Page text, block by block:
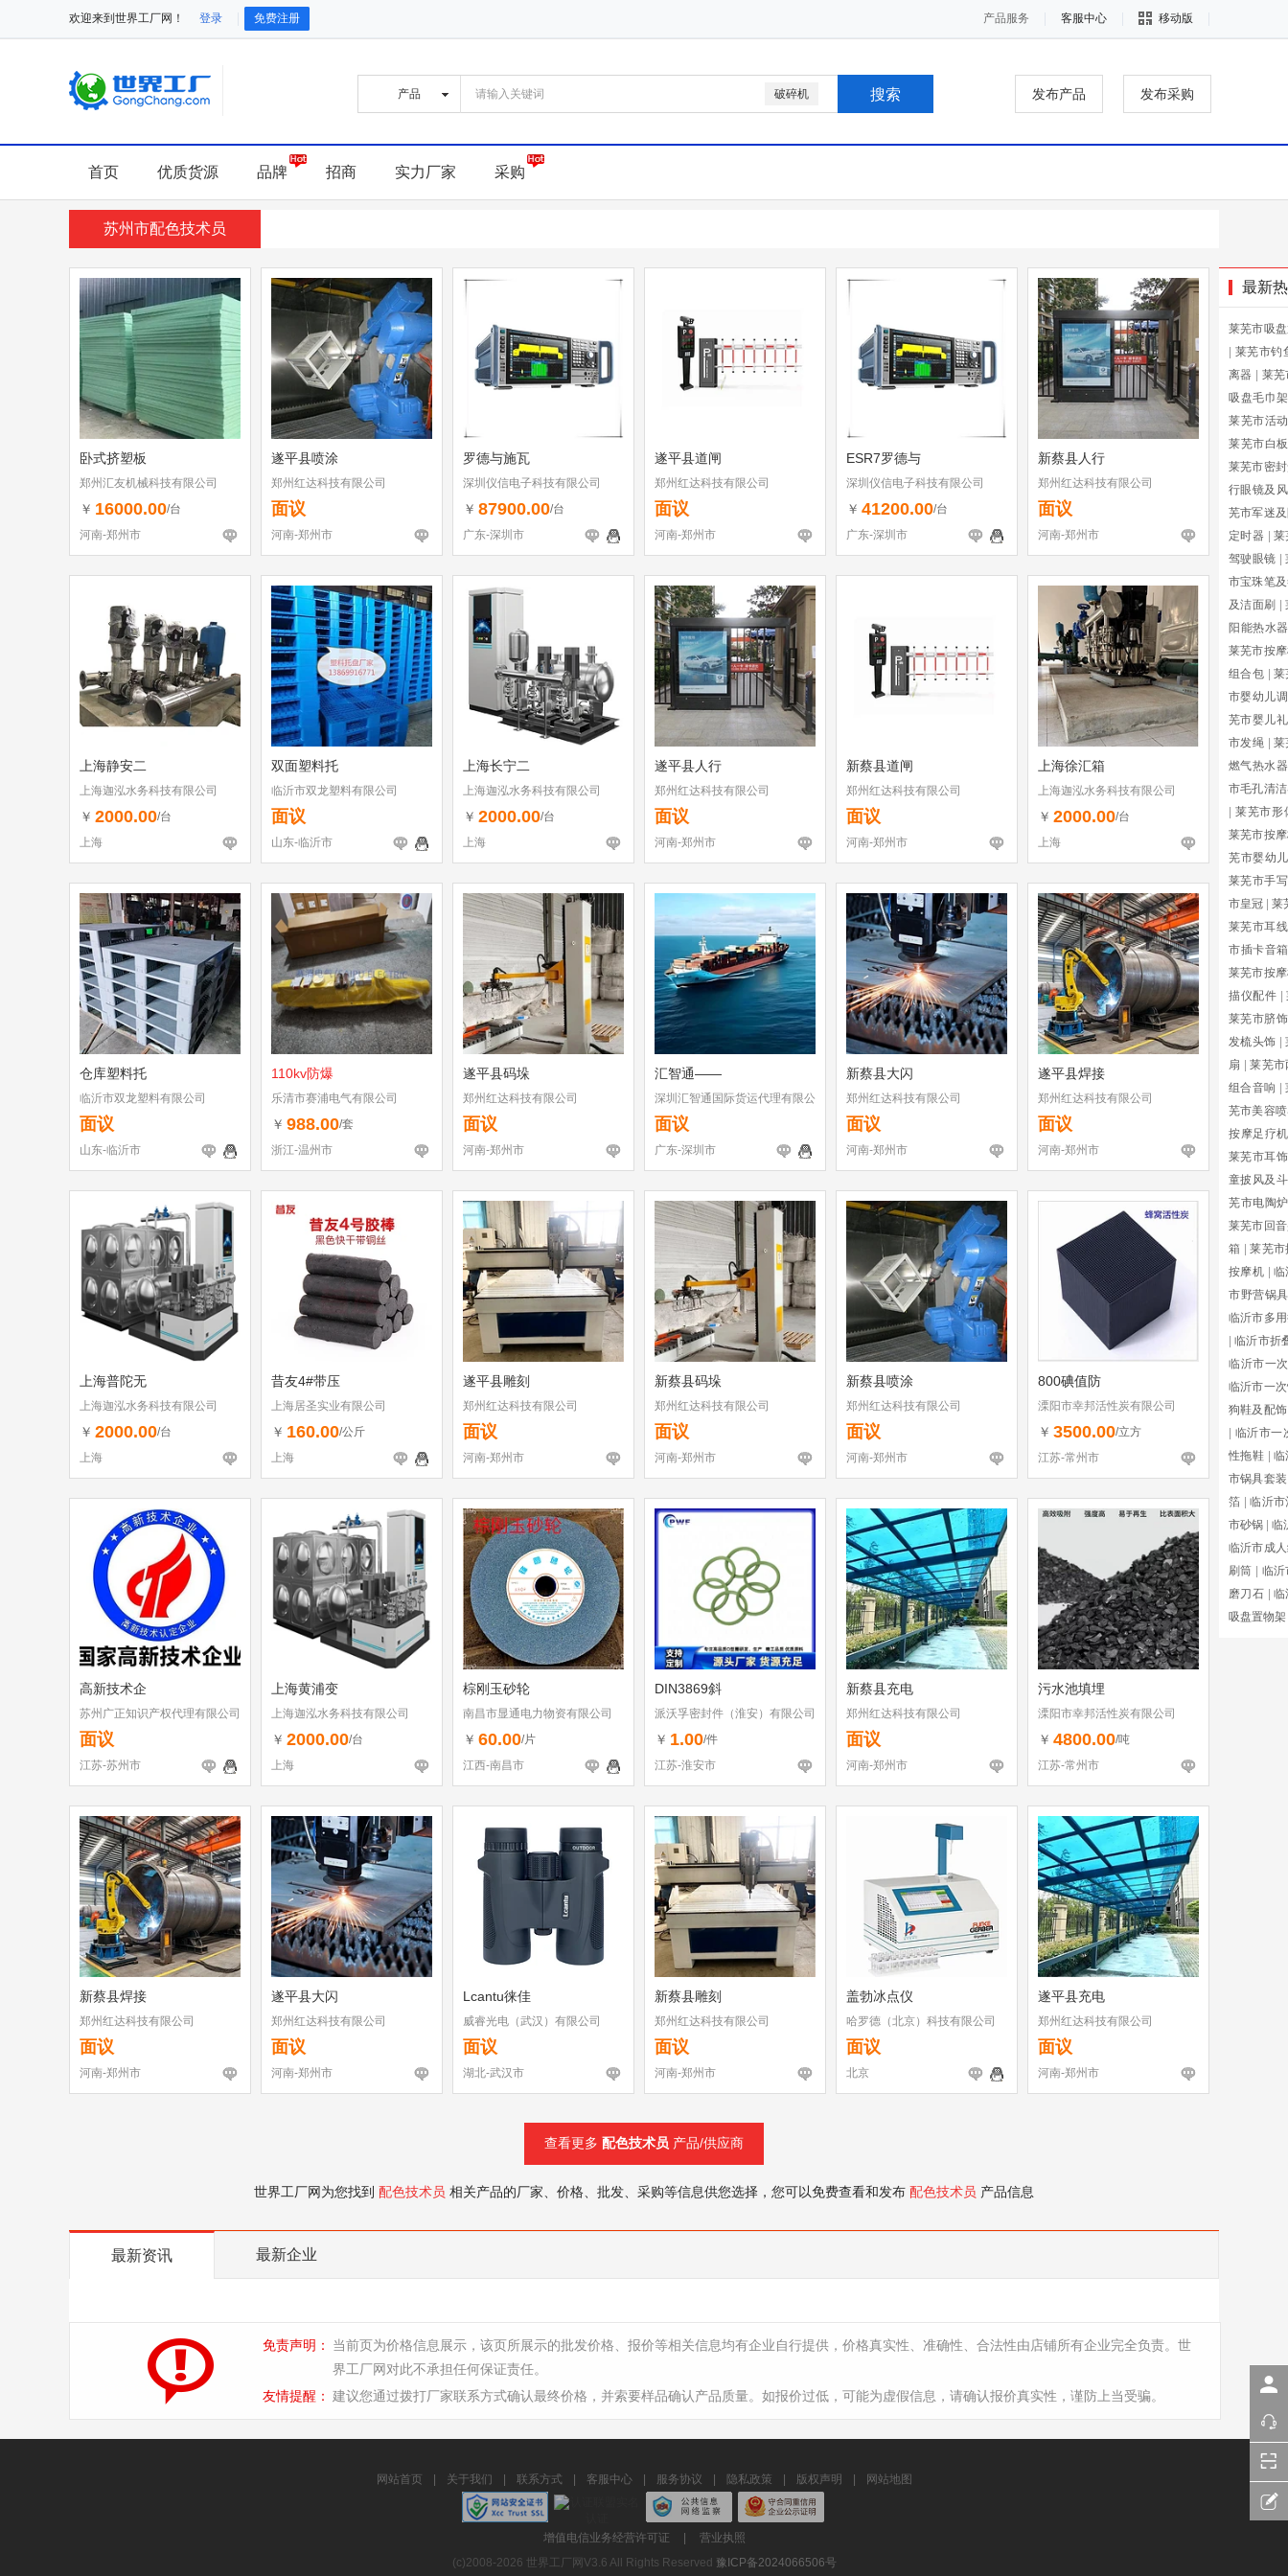
欢迎来到世界工厂网！ 登录 免费注册 产品服务 客服中心 移动版
破碎机 发布产品 发布采购
首页 优质货源 品牌 招商 实力厂家 采购
苏州市配色技术员
卧式挤塑板
郑州汇友机械科技有限公司
￥ 16000.00/台
河南-郑州市
遂平县喷涂
郑州红达科技有限公司
面议
河南-郑州市
罗德与施瓦
深圳仪信电子科技有限公司
￥ 87900.00/台
广东-深圳市
遂平县道闸
郑州红达科技有限公司
面议
河南-郑州市
ESR7罗德与
深圳仪信电子科技有限公司
￥ 41200.00/台
广东-深圳市
新蔡县人行
郑州红达科技有限公司
面议
河南-郑州市
上海静安二
上海迦泓水务科技有限公司
￥ 2000.00/台
上海
双面塑料托
临沂市双龙塑料有限公司
面议
山东-临沂市
上海长宁二
上海迦泓水务科技有限公司
￥ 2000.00/台
上海
遂平县人行
郑州红达科技有限公司
面议
河南-郑州市
新蔡县道闸
郑州红达科技有限公司
面议
河南-郑州市
上海徐汇箱
上海迦泓水务科技有限公司
￥ 2000.00/台
上海
仓库塑料托
临沂市双龙塑料有限公司
面议
山东-临沂市
110kv防爆
乐清市赛浦电气有限公司
￥ 988.00/套
浙江-温州市
遂平县码垛
郑州红达科技有限公司
面议
河南-郑州市
汇智通——
深圳汇智通国际货运代理有限公
司
面议
广东-深圳市
新蔡县大闪
郑州红达科技有限公司
面议
河南-郑州市
遂平县焊接
郑州红达科技有限公司
面议
河南-郑州市
上海普陀无
上海迦泓水务科技有限公司
￥ 2000.00/台
上海
昔友4#带压
上海居圣实业有限公司
￥ 160.00/公斤
上海
遂平县雕刻
郑州红达科技有限公司
面议
河南-郑州市
新蔡县码垛
郑州红达科技有限公司
面议
河南-郑州市
新蔡县喷涂
郑州红达科技有限公司
面议
河南-郑州市
800碘值防
溧阳市幸邦活性炭有限公司
￥ 3500.00/立方
江苏-常州市
高新技术企
苏州广正知识产权代理有限公司
面议
江苏-苏州市
上海黄浦变
上海迦泓水务科技有限公司
￥ 2000.00/台
上海
棕刚玉砂轮
南昌市显通电力物资有限公司
￥ 60.00/片
江西-南昌市
DIN3869斜
派沃孚密封件（淮安）有限公司
￥ 1.00/件
江苏-淮安市
新蔡县充电
郑州红达科技有限公司
面议
河南-郑州市
污水池填埋
溧阳市幸邦活性炭有限公司
￥ 4800.00/吨
江苏-常州市
新蔡县焊接
郑州红达科技有限公司
面议
河南-郑州市
遂平县大闪
郑州红达科技有限公司
面议
河南-郑州市
Lcantu徕佳
威睿光电（武汉）有限公司
面议
湖北-武汉市
新蔡县雕刻
郑州红达科技有限公司
面议
河南-郑州市
盖勃冰点仪
哈罗德（北京）科技有限公司
面议
北京
遂平县充电
郑州红达科技有限公司
面议
河南-郑州市
查看更多 配色技术员 产品/供应商
世界工厂网为您找到 配色技术员 相关产品的厂家、价格、批发、采购等信息供您选择，您可以免费查看和发布 配色技术员 产品信息
最新
莱芜市吸
莱芜市钓
离器
莱
吸盘毛巾架
莱芜市活
莱芜市白
莱芜市密
行眼镜及
芜市军迷
定时器
莱
驾驶眼镜
市宝珠笔
及洁面刷
阳能热水器
莱芜市按
组合包
莱
市婴幼儿
芜市婴儿
市发绳
莱
燃气热水器
市毛孔清
莱芜市形
莱芜市按
芜市婴幼
莱芜市手
市皇冠
莱
莱芜市耳线
市插卡音箱
莱芜市按
描仪配件
莱芜市脐饰
发梳头饰
扇
莱芜市
组合音响
芜市美容
按摩足疗机
莱芜市耳饰
童披风及
芜市电陶炉
莱芜市回
箱
莱芜市
按摩机
临
市野营锅具
临沂市多
临沂市折
临沂市一
临沂市一
狗鞋及配饰
临沂市一
性拖鞋
临
市锅具套装
箔
临沂市
市砂锅
临
临沂市成
刷筒
临
磨刀石
临
吸盘置物架
最新资讯 最新企业
免责声明：
当前页为价格信息展示，该页所展示的批发价格、报价等相关信息均有企业自行提供，价格真实性、准确性、合法性由店铺所有企业完全负责。世
界工厂网对此不承担任何保证责任。
友情提醒： 建议您通过拨打厂家联系方式确认最终价格，并索要样品确认产品质量。如报价过低，可能为虚假信息，请确认报价真实性，谨防上当受骗。
网站首页 关于我们 联系方式 客服中心 服务协议 隐私政策 版权声明 网站地图
增值电信业务经营许可证
营业执照
(c)2008-2026 世界工厂网V3.6 All Rights Reserved 豫ICP备2024066506号